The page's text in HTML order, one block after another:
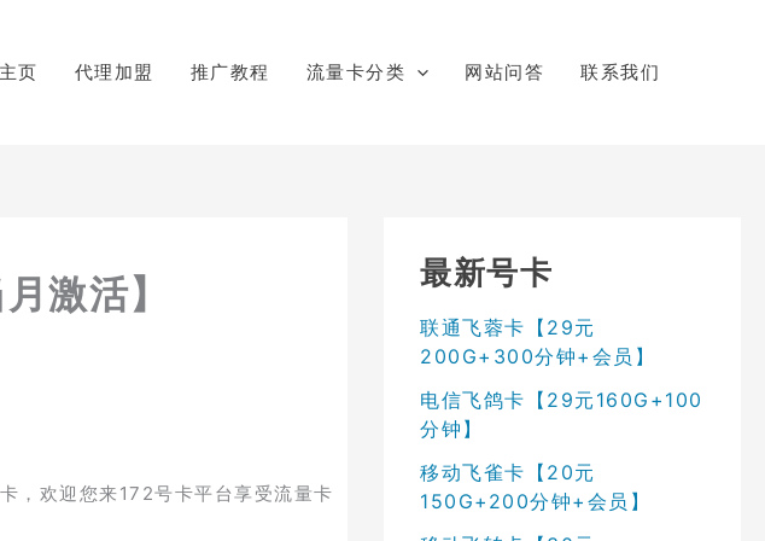
主页 代理加盟 推广教程 流量卡分类 网站问答 联系我们
激活】
，欢迎您来172号卡平台享受流量卡
最新号卡
联通飞蓉卡【29元
200G+300分钟+会员】
电信飞鸽卡【29元160G+100
分钟】
移动飞雀卡【20元
150G+200分钟+会员】